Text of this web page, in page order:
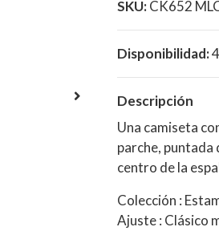
SKU:CK652
Disponibilidad:4
Descripción
Una camiseta
parche,
centro de la
Colección :
Ajuste : Clásico